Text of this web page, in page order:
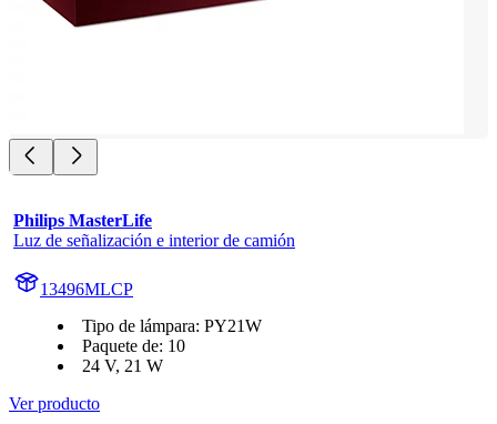
Philips MasterLife
Luz de señalización e interior de camión
13496MLCP
Tipo de lámpara: PY21W
Paquete de: 10
24 V, 21 W
Ver producto